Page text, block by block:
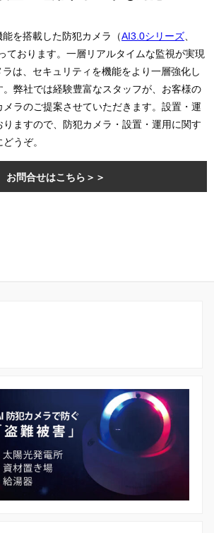
を搭載した防犯カメラ（AI3.0シリーズ
ております。一層リアルタイムな監視が実現
は、セキュリティを機能をより一層強化し
。弊社では経験豊富なスタッフが、お客様の
メラのご提案させていただきます。設置・運
りますので、防犯カメラ・設置・運用に関す
うぞ。
お問合せはこちら＞＞